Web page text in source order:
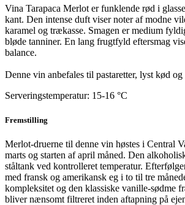
Vina Tarapaca Merlot er funklende rød i
kant. Den intense duft viser noter af modne
karamel og trækasse. Smagen er medium
bløde tanniner. En lang frugtfyld eftersmag
balance.
Denne vin anbefales til pastaretter, lyst kød
Serveringstemperatur: 15-16 °C
Fremstilling
Merlot-druerne til denne vin høstes i Central
marts og starten af april måned. Den
ståltank ved kontrolleret temperatur.
med fransk og amerikansk eg i to til tre
kompleksitet og den klassiske vanille-sødme
bliver nænsomt filtreret inden aftapning på